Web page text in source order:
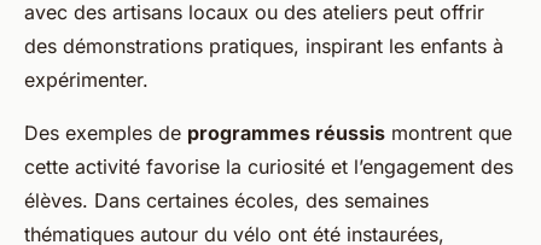
avec des artisans locaux ou des ateliers peut offrir
des démonstrations pratiques, inspirant les enfants à
expérimenter.
Des exemples de programmes réussis montrent que
cette activité favorise la curiosité et l’engagement des
élèves. Dans certaines écoles, des semaines
thématiques autour du vélo ont été instaurées,